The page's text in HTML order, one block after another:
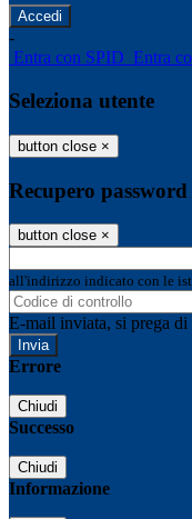
-
Entra con SPID Entra
Seleziona utente
button close ×
Recupero password
button close ×
all'indirizzo indicato con le
E-mail inviata, si prega di
Errore
Chiudi
Successo
Chiudi
Informazione